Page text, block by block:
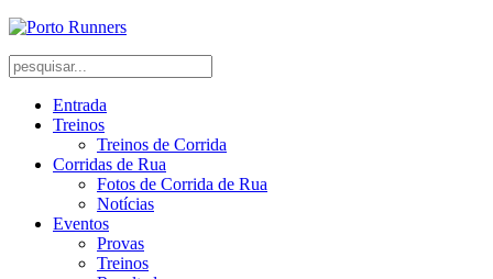
Entrada
Treinos
Treinos de Corrida
Corridas de Rua
Fotos de Corrida de Rua
Notícias
Eventos
Provas
Treinos